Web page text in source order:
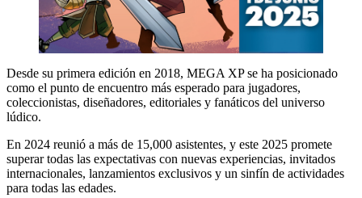
Desde su primera edición en 2018, MEGA XP se ha posicionado
como el punto de encuentro más esperado para jugadores,
coleccionistas, diseñadores, editoriales y fanáticos del universo
lúdico.
En 2024 reunió a más de 15,000 asistentes, y este 2025 promete
superar todas las expectativas con nuevas experiencias, invitados
internacionales, lanzamientos exclusivos y un sinfín de actividades
para todas las edades.